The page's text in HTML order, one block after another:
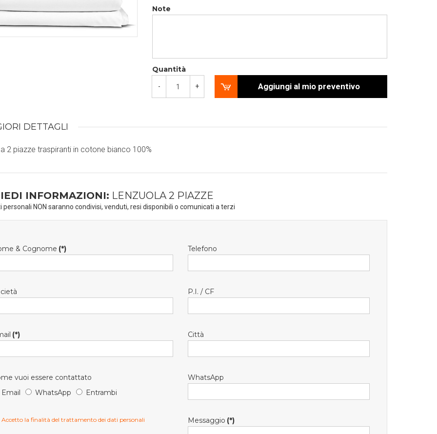
Note
Quantità
- + Aggiungi al mio preventivo
DETTAGLI
2 piazze traspiranti in cotone bianco 100%
INFORMAZIONI: LENZUOLA 2 PIAZZE
personali NON saranno condivisi, venduti, resi disponibili o comunicati a terzi
& Cognome (*) Telefono
P.I. / CF
(*) Città
vuoi essere contattato
Email
WhatsApp Entrambi
WhatsApp
Accetto la finalità del trattamento dei dati personali Messaggio (*)